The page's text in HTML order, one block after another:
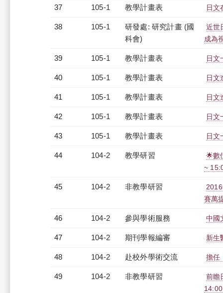
37 105-1 教學計畫表 日文
38 105-1
研發處: 研究計畫 (國
科會)
近世
成為
39 105-1 教學計畫表 日文
40 105-1 教學計畫表 日文
41 105-1 教學計畫表 日文
42 105-1 教學計畫表 日文
43 105-1 教學計畫表 日文
44 104-2 教學研習
🌟數
~
45 104-2 非教學研習
賽萬
46 104-2 參與學術服務 中國
47 104-2 期刊學報編審 新生
48 104-2 赴校外學術交流 擔任
49 104-2 非教學研習
前瞻